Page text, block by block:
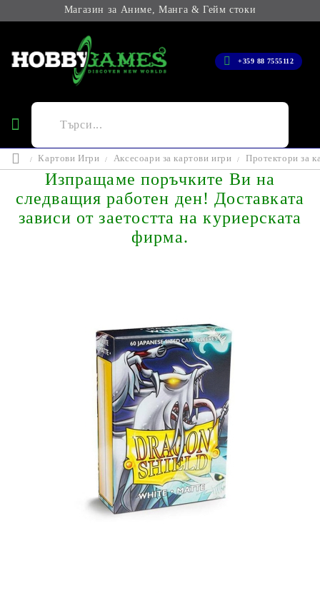
Магазин за Аниме, Манга & Гейм стоки
+359 88 7555112
Картови Игри Аксесоари за картови игри Протектори за
Изпращаме поръчките Ви на
следващия работен ден! Доставката
зависи от заетостта на куриерската
фирма.